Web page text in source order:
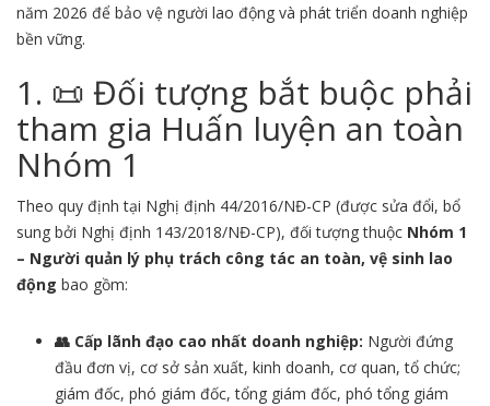
năm 2026 để bảo vệ người lao động và phát triển doanh nghiệp
bền vững.
1. 📜 Đối tượng bắt buộc phải
tham gia Huấn luyện an toàn
Nhóm 1
Theo quy định tại Nghị định 44/2016/NĐ-CP (được sửa đổi, bổ
sung bởi Nghị định 143/2018/NĐ-CP), đối tượng thuộc Nhóm 1
– Người quản lý phụ trách công tác an toàn, vệ sinh lao
động bao gồm:
👥 Cấp lãnh đạo cao nhất doanh nghiệp: Người đứng
đầu đơn vị, cơ sở sản xuất, kinh doanh, cơ quan, tổ chức;
giám đốc, phó giám đốc, tổng giám đốc, phó tổng giám